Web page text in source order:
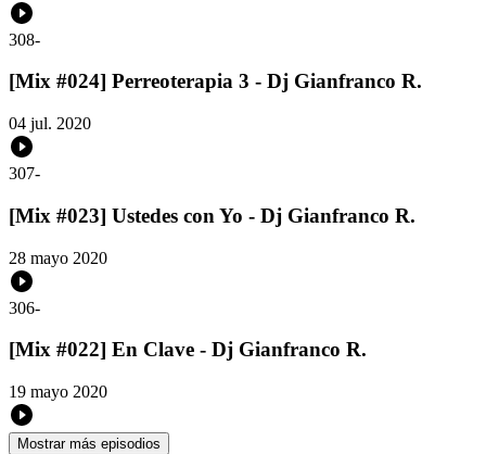
308-
[Mix #024] Perreoterapia 3 - Dj Gianfranco R.
04 jul. 2020
307-
[Mix #023] Ustedes con Yo - Dj Gianfranco R.
28 mayo 2020
306-
[Mix #022] En Clave - Dj Gianfranco R.
19 mayo 2020
Mostrar más episodios